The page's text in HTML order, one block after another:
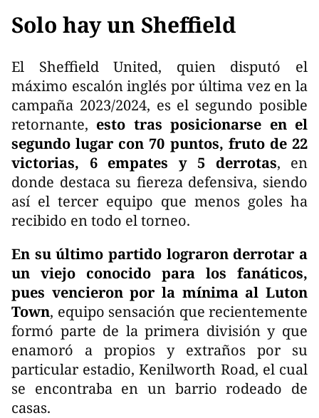
Solo hay un Sheffield
El Sheffield United, quien disputó el
máximo escalón inglés por última vez en la
campaña 2023/2024, es el segundo posible
retornante, esto tras posicionarse en el
segundo lugar con 70 puntos, fruto de 22
victorias, 6 empates y 5 derrotas, en
donde destaca su fiereza defensiva, siendo
así el tercer equipo que menos goles ha
recibido en todo el torneo.
En su último partido lograron derrotar a
un viejo conocido para los fanáticos,
pues vencieron por la mínima al Luton
Town, equipo sensación que recientemente
formó parte de la primera división y que
enamoró a propios y extraños por su
particular estadio, Kenilworth Road, el cual
se encontraba en un barrio rodeado de
casas.